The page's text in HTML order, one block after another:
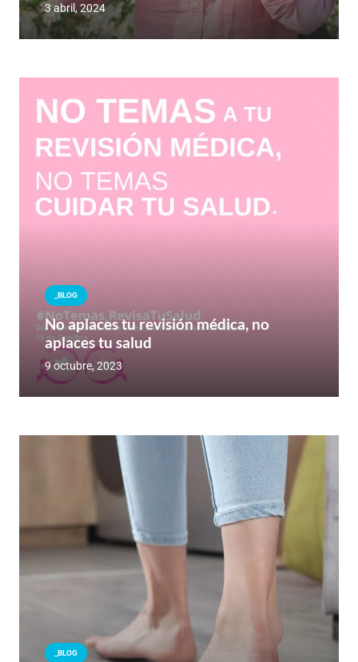
3 abril, 2024
_BLOG
No aplaces tu revisión médica, no
aplaces tu salud
9 octubre, 2023
_BLOG